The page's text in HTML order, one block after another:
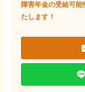
障害年金の受給可
たします！